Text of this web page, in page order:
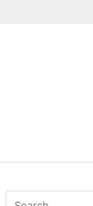
Search